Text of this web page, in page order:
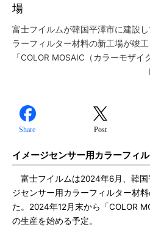
場
富士フイルムが韓国平澤市に建設
ラーフィルター材料の新工場が竣
「COLOR MOSAIC（カラーモザイ
Share Post
イメージセンサー用カラーフィ
富士フイルムは2024年6月、韓国
ジセンサー用カラーフィルター材
た。2024年12月末から「COLOR
の生産を始める予定。